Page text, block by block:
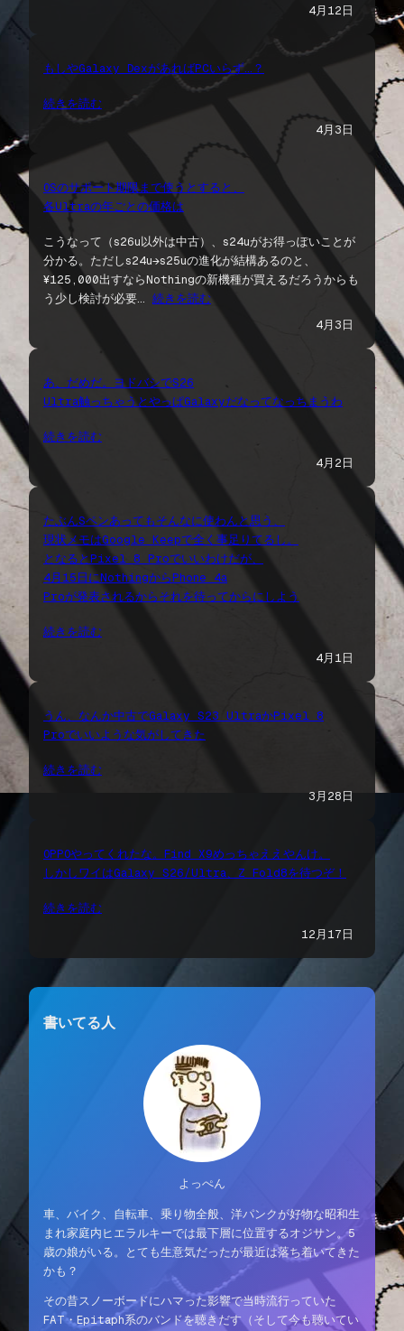
4月12日
もしやGalaxy DexがあればPCいらず…？
続きを読む
4月3日
OSのサポート期限まで使うとすると、
各Ultraの年ごとの価格は
こうなって（s26u以外は中古）、s24uがお得っぽいことが
分かる。ただしs24u→s25uの進化が結構あるのと、
¥125,000出すならNothingの新機種が買えるだろうからも
う少し検討が必要… 続きを読む
4月3日
あ、だめだ。ヨドバシでS26
Ultra触っちゃうとやっぱGalaxyだなってなっちまうわ
続きを読む
4月2日
たぶんSペンあってもそんなに使わんと思う、
現状メモはGoogle Keepで全く事足りてるし。
となるとPixel 8 Proでいいわけだが、
4月15日にNothingからPhone 4a
Proが発表されるからそれを待ってからにしよう
続きを読む
4月1日
うん、なんか中古でGalaxy S23 UltraかPixel 8
Proでいいような気がしてきた
続きを読む
3月28日
OPPOやってくれたな。Find X9めっちゃええやんけ。
しかしワイはGalaxy S26/Ultra、Z Fold8を待つぞ！
続きを読む
12月17日
書いてる人
よっぺん
車、バイク、自転車、乗り物全般、洋パンクが好物な昭和生
まれ家庭内ヒエラルキーでは最下層に位置するオジサン。5
歳の娘がいる。とても生意気だったが最近は落ち着いてきた
かも？
その昔スノーボードにハマった影響で当時流行っていた
FAT・Epitaph系のバンドを聴きだす（そして今も聴いてい